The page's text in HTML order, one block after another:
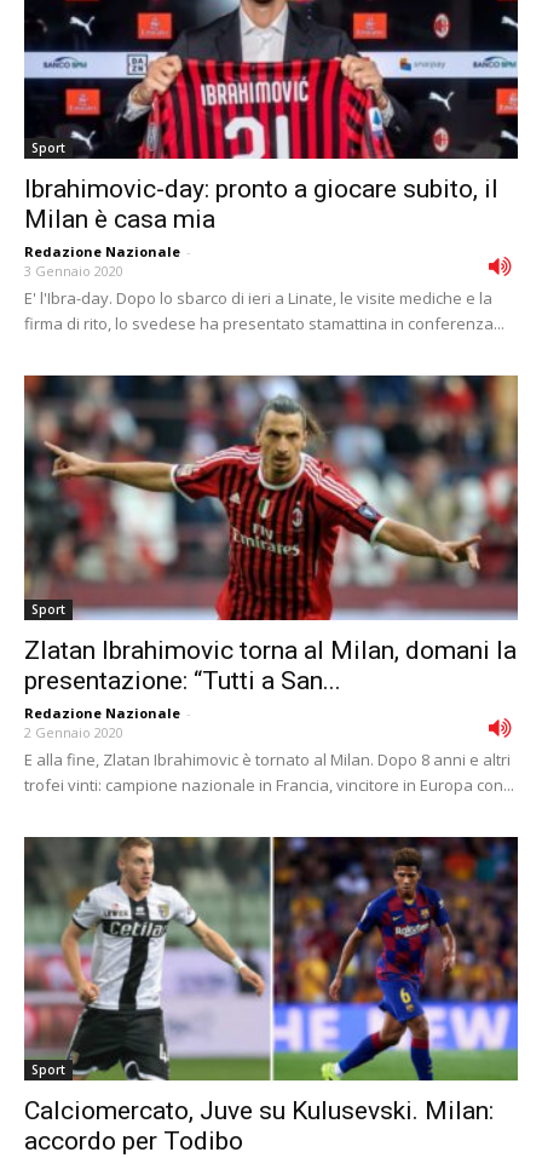
Sport
Ibrahimovic-day: pronto a giocare subito, il
Milan è casa mia
Redazione Nazionale -
3 Gennaio 2020
E' l'Ibra-day. Dopo lo sbarco di ieri a Linate, le visite mediche e la
firma di rito, lo svedese ha presentato stamattina in conferenza...
Sport
Zlatan Ibrahimovic torna al Milan, domani la
presentazione: “Tutti a San...
Redazione Nazionale -
2 Gennaio 2020
E alla fine, Zlatan Ibrahimovic è tornato al Milan. Dopo 8 anni e altri
trofei vinti: campione nazionale in Francia, vincitore in Europa con...
Sport
Calciomercato, Juve su Kulusevski. Milan:
accordo per Todibo